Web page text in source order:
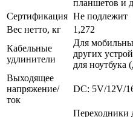
планшетов и
Сертификация Не подлежит
Вес нетто, кг
1,272
Кабельные
удлинители
Для
других
для ноутбука
Выходящее
напряжение/
ток
DC: 5V/12V/
Переходники